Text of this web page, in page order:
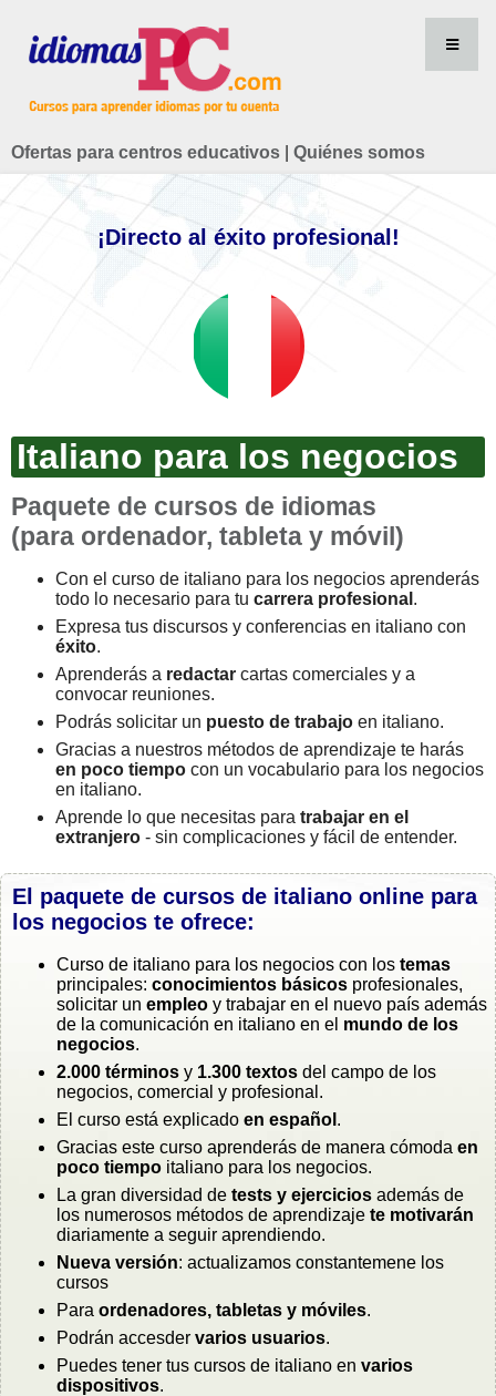
Ofertas para centros educativos Quiénes somos
¡Directo al éxito profesional!
Italiano para los negocios
Paquete de cursos de idiomas
(para ordenador, tableta y móvil)
Con el curso de italiano para los negocios aprenderás
todo lo necesario para tu carrera profesional .
Expresa tus discursos y conferencias en italiano con
éxito.
Aprenderás a redactar cartas comerciales y a
convocar reuniones.
Podrás solicitar un puesto de trabajo en italiano.
Gracias a nuestros métodos de aprendizaje te harás
en poco tiempo con un vocabulario para los negocios
en italiano.
Aprende lo que necesitas para trabajar en el
extranjero - sin complicaciones y fácil de entender.
El paquete de cursos de italiano online para
los negocios te ofrece:
Curso de italiano para los negocios con los temas
principales: conocimientos básicos profesionales,
solicitar un empleo y trabajar en el nuevo país además
de la comunicación en italiano en el mundo de los
negocios.
2.000 términos y 1.300 textos del campo de los
negocios, comercial y profesional.
El curso está explicado en español .
Gracias este curso aprenderás de manera cómoda en
poco tiempo italiano para los negocios.
La gran diversidad de tests y ejercicios además de
los numerosos métodos de aprendizaje te motivarán
diariamente a seguir aprendiendo.
Nueva versión: actualizamos constantemene los
cursos
Para ordenadores, tabletas y móviles.
Podrán accesder varios usuarios.
Puedes tener tus cursos de italiano en varios
dispositivos.